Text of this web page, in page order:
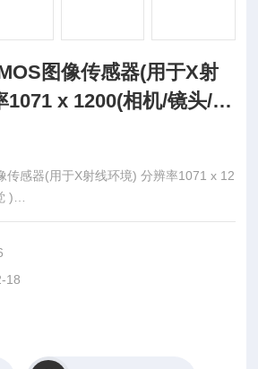
图像传感器(用于X射
1071 x 1200(相机/镜头/机
传感器(用于X射线环境) 分辨率1071 x 12
)
范围包括专用设计到大批量制造。ISDI成
群在CMOS图像传感器方面拥有丰富知识
成，他们从科研项目获得了经验。
18